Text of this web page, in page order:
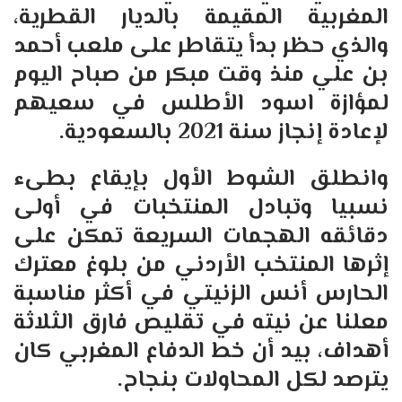
المغربية المقيمة بالديار القطرية،
والذي حظر بدأ يتقاطر على ملعب أحمد
بن علي منذ وقت مبكر من صباح اليوم
لمؤازة اسود الأطلس في سعيهم
لإعادة إنجاز سنة 2021 بالسعودية.
وانطلق الشوط الأول بإيقاع بطىء
نسبيا وتبادل المنتخبات في أولى
دقائقه الهجمات السريعة تمكن على
إثرها المنتخب الأردني من بلوغ معترك
الحارس أنس الزنيتي في أكثر مناسبة
معلنا عن نيته في تقليص فارق الثلاثة
أهداف، بيد أن خط الدفاع المغربي كان
يترصد لكل المحاولات بنجاح.